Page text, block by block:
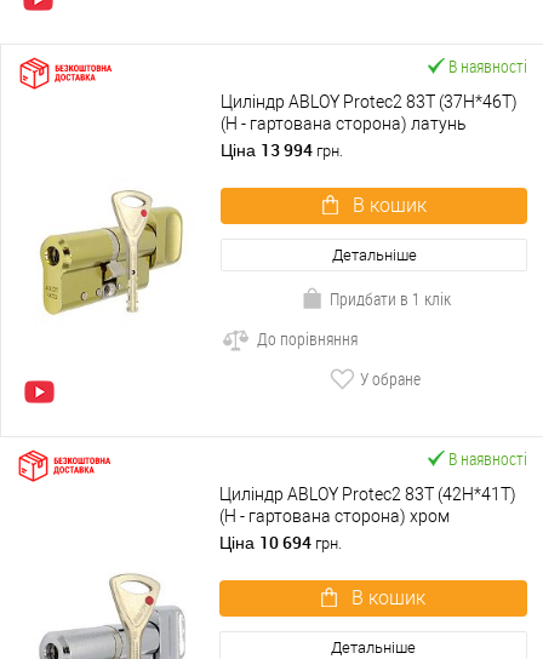
В наявності
Циліндр ABLOY Protec2 83T (37H*46T)
(H - гартована сторона) латунь
полірована
Ціна 13 994 грн.
В кошик
Детальніше
Придбати в 1 клік
До порівняння
У обране
В наявності
Циліндр ABLOY Protec2 83T (42H*41T)
(H - гартована сторона) хром
полірований
Ціна 10 694 грн.
В кошик
Детальніше